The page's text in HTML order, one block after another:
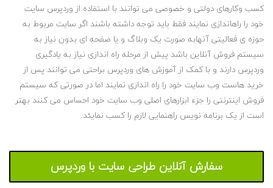
کسب وکارهای دولتی و خصوصی می توانند با استفاده از وردپرس سایت
خود را راهاندازی نمایند فقط باید توجه داشته باشند اگر سایت مربوط به
حوزه ی فعالیتی آنهابه صورت یک وبلاگ و یا صفحه ای بدون نیاز به
سیستم فروش آنلاین باشد پیش از مرحله راه اندازی نیاز به یادگیری
وردپرس دارند و با کمک از آموزش های وردپرس براحتی می توانند پس از
خرید هاست وب سایت خود را راه اندازی نمایند اما در صورتی که سیستم
فروش اینترنتی را جزء ابزارهای اصلی وب سایت خود احساس می کنند بهتر
است از یک برنامه نویس راهنمایی لازم را کسب نمایئد.
سفارش آنلاین طراحی سایت با وردپرس